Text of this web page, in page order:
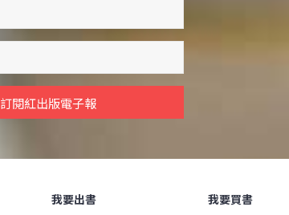
訂閱紅出版電子報
我要出書 我要買書